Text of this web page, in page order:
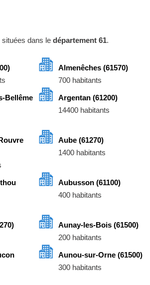
dans le département 61.
Almenêches (61570)
700 habitants
Bellême
Argentan (61200)
14400 habitants
Aube (61270)
1400 habitants
Aubusson (61100)
400 habitants
Aunay-les-Bois (61500)
200 habitants
Aunou-sur-Orne (61500)
300 habitants